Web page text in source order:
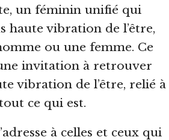
un féminin unifié qui
haute vibration de l’être,
ou une femme. Ce
invitation à retrouver
vibration de l’être, relié à
ce qui est.
à celles et ceux qui